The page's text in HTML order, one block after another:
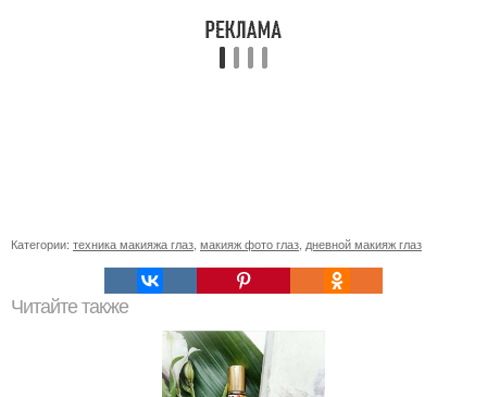
Категории: техника макияжа глаз макияж фото глаз дневной макияж глаз
Читайте также